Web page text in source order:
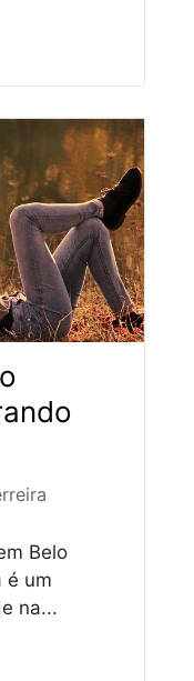
Belo
é um
na...